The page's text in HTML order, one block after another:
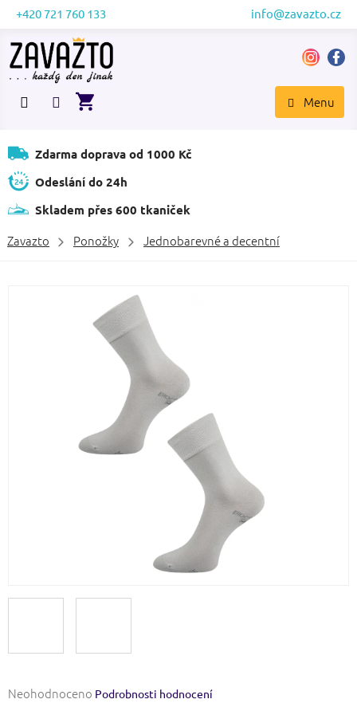
Přejít
obsah
+420 721 760 133 info@zavazto.cz
NÁKUPNÍ
Zdarma doprava od 1000 Kč
Odeslání do 24h
Skladem přes 600 tkaniček
Zavazto Ponožky Jednobarevné a decentní
Průměrné
Neohodnoceno Podrobnosti hodnocení